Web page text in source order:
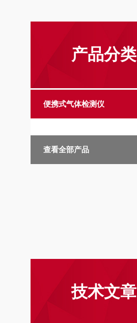
产品分类
便携式气体检测仪
查看全部产品
技术文章